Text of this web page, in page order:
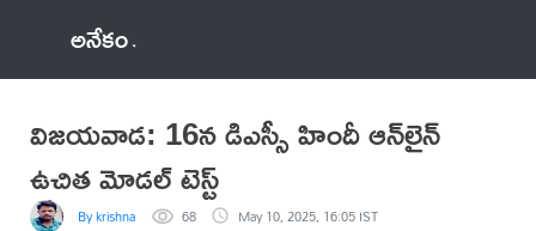
అనేకం
విజయవాడ: 16న డిఎస్సీ హిందీ ఆన్‌లైన్‌
ఉచిత మోడల్‌ టెస్ట్‌
By krishna 68 May 10, 2025, 16:05 IST